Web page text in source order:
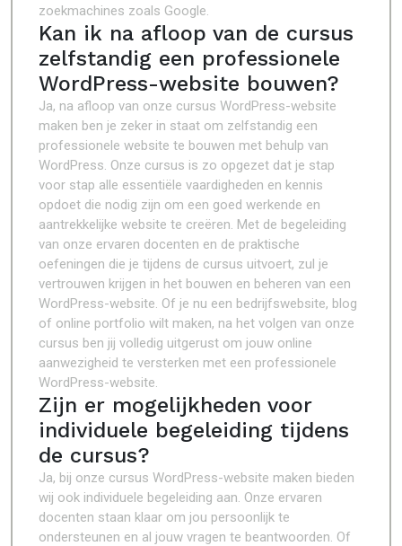
zoekmachines zoals Google.
Kan ik na afloop van de cursus
zelfstandig een professionele
WordPress-website bouwen?
Ja, na afloop van onze cursus WordPress-website
maken ben je zeker in staat om zelfstandig een
professionele website te bouwen met behulp van
WordPress. Onze cursus is zo opgezet dat je stap
voor stap alle essentiële vaardigheden en kennis
opdoet die nodig zijn om een goed werkende en
aantrekkelijke website te creëren. Met de begeleiding
van onze ervaren docenten en de praktische
oefeningen die je tijdens de cursus uitvoert, zul je
vertrouwen krijgen in het bouwen en beheren van een
WordPress-website. Of je nu een bedrijfswebsite, blog
of online portfolio wilt maken, na het volgen van onze
cursus ben jij volledig uitgerust om jouw online
aanwezigheid te versterken met een professionele
WordPress-website.
Zijn er mogelijkheden voor
individuele begeleiding tijdens
de cursus?
Ja, bij onze cursus WordPress-website maken bieden
wij ook individuele begeleiding aan. Onze ervaren
docenten staan klaar om jou persoonlijk te
ondersteunen en al jouw vragen te beantwoorden. Of